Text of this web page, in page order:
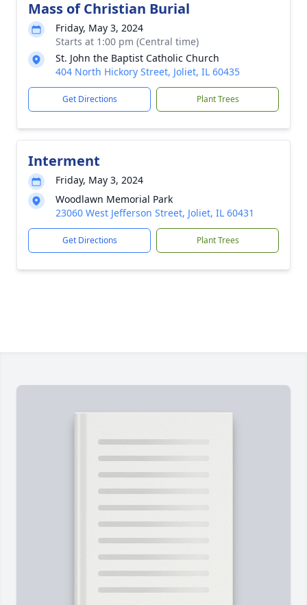
Mass of Christian Burial
Friday, May 3, 2024
Starts at 1:00 pm (Central time)
St. John the Baptist Catholic Church
404 North Hickory Street, Joliet, IL 60435
Get Directions Plant Trees
Interment
Friday, May 3, 2024
Woodlawn Memorial Park
23060 West Jefferson Street, Joliet, IL 60431
Get Directions Plant Trees